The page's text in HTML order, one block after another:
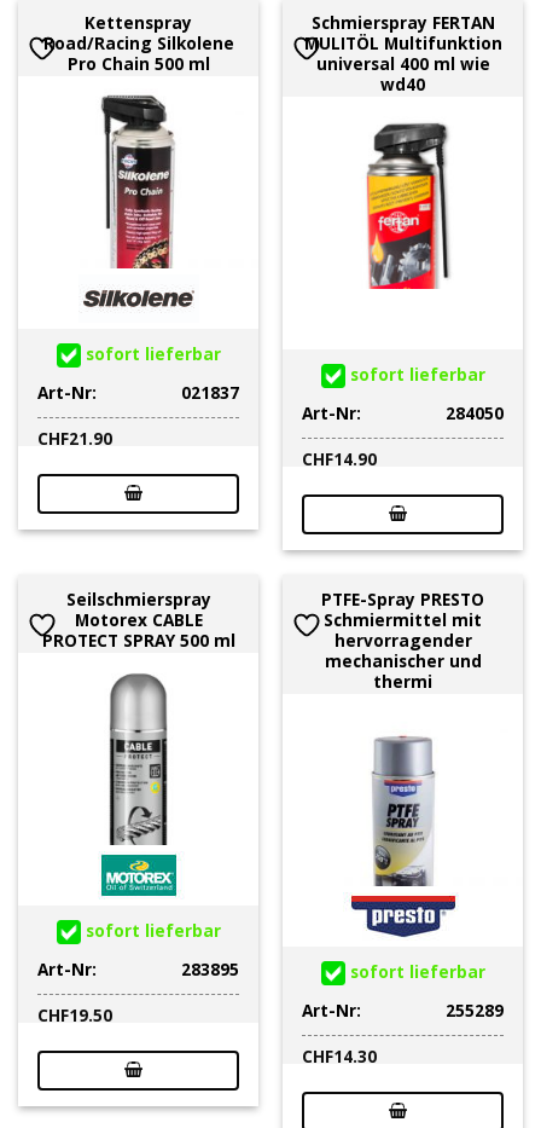
Kettenspray
Road/Racing Silkolene
Pro Chain 500 ml
sofort lieferbar
Art-Nr:
021837
CHF21.90
Schmierspray FERTAN
MULITÖL Multifunktion
universal 400 ml wie
wd40
sofort lieferbar
Art-Nr:
284050
CHF14.90
Seilschmierspray
Motorex CABLE
PROTECT SPRAY 500 ml
sofort lieferbar
Art-Nr:
283895
CHF19.50
PTFE-Spray PRESTO
Schmiermittel mit
hervorragender
mechanischer und
thermi
sofort lieferbar
Art-Nr:
255289
CHF14.30